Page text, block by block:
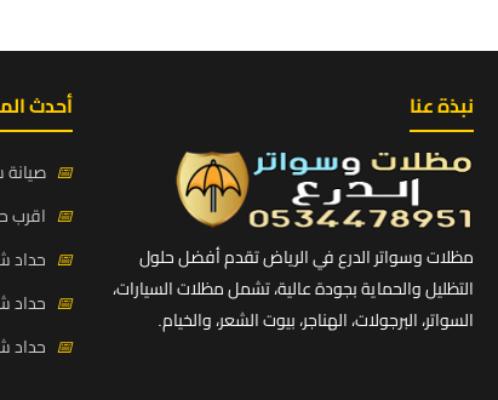
نبذة عنا
مظلات وسواتر الدرع في الرياض تقدم أفضل حلول
التظليل والحماية بجودة عالية، تشمل مظلات السيارات،
السواتر، البرجولات، الهناجر، بيوت الشعر، والخيام.
أحدث
📅 صيانة
📅 اقرب
📅 حداد
📅 حداد
📅 حداد